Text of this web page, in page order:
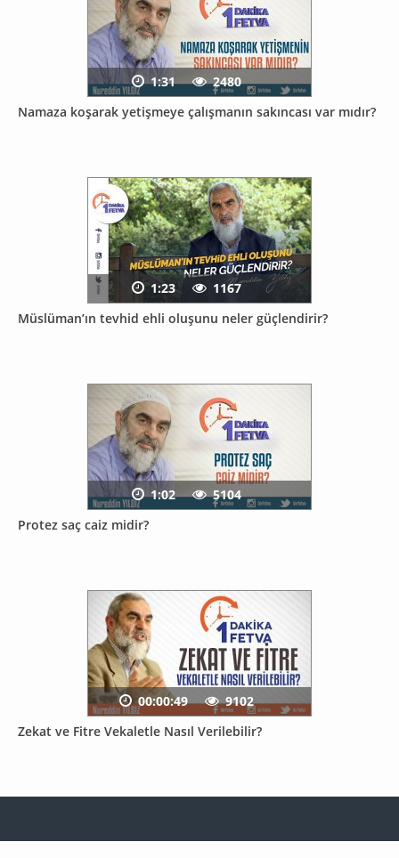
Namaza koşarak yetişmeye çalışmanın sakıncası var mıdır?
1:31 2480
Müslüman’ın tevhid ehli oluşunu neler güçlendirir?
1:23 1167
Protez saç caiz midir?
1:02 5104
Zekat ve Fitre Vekaletle Nasıl Verilebilir?
00:00:49 9102